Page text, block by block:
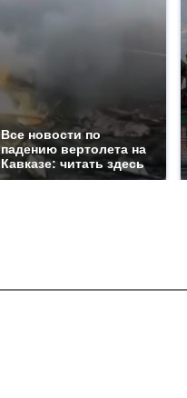
Все новости по
падению вертолета на
Кавказе: читать здесь